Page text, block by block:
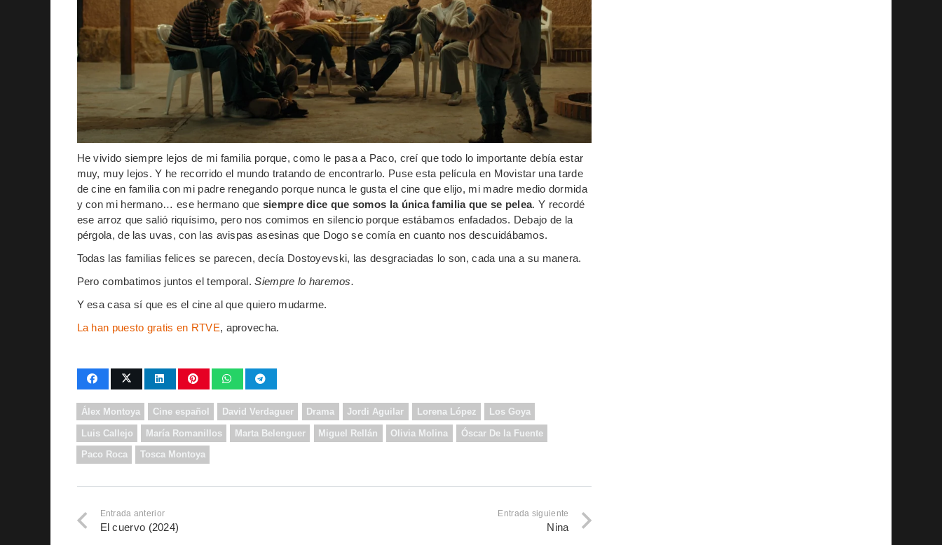
He vivido siempre lejos de mi familia porque, como le pasa a Paco, creí que todo lo importante debía estar
muy, muy lejos. Y he recorrido el mundo tratando de encontrarlo. Puse esta película en Movistar una tarde
de cine en familia con mi padre renegando porque nunca le gusta el cine que elijo, mi madre medio dormida
y con mi hermano… ese hermano que siempre dice que somos la única familia que se pelea. Y recordé
ese arroz que salió riquísimo, pero nos comimos en silencio porque estábamos enfadados. Debajo de la
pérgola, de las uvas, con las avispas asesinas que Dogo se comía en cuanto nos descuidábamos.
Todas las familias felices se parecen, decía Dostoyevski, las desgraciadas lo son, cada una a su manera.
Pero combatimos juntos el temporal.Siempre lo haremos.
Y esa casa sí que es el cine al que quiero mudarme.
La han puesto gratis en RTVE, aprovecha.
Álex Montoya Cine español David Verdaguer Drama Jordi Aguilar Lorena López Los Goya
Luis Callejo María Romanillos Marta Belenguer Miguel Rellán Olivia Molina Óscar De la Fuente
Paco Roca Tosca Montoya
Entrada anterior
El cuervo (2024)
Entrada siguiente
Nina